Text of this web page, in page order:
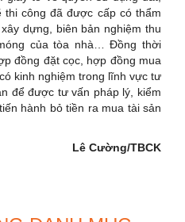
công đã được cấp có thẩm
dựng, biên bản nghiệm thu
của tòa nhà… Đồng thời
đồng đặt cọc, hợp đồng mua
kinh nghiệm trong lĩnh vực tư
để được tư vấn pháp lý, kiểm
hành bỏ tiền ra mua tài sản
Lê Cường/TBCK